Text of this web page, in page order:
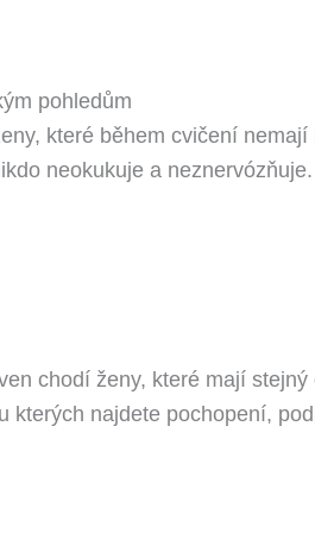
pohledům
které během cvičení
neokukuje a
chodí ženy, které mají
kterých najdete pochopení,